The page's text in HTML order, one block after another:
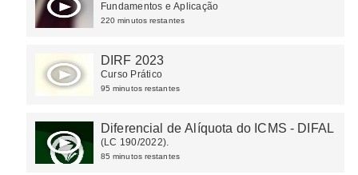
Fundamentos e Aplicação
220 minutos restantes
DIRF 2023
Curso Prático
95 minutos restantes
Diferencial de Alíquota do ICMS - DIFAL
(LC 190/2022).
85 minutos restantes